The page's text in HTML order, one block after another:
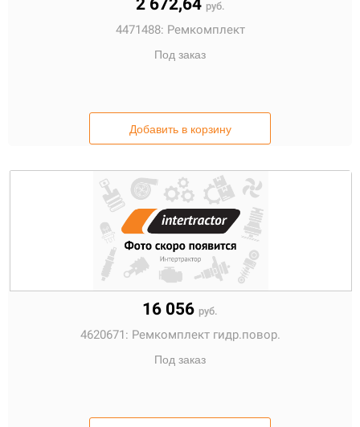
2 672,64 руб.
4471488: Ремкомплект
Под заказ
Добавить в корзину
16 056 руб.
4620671: Ремкомплект гидр.повор.
Под заказ